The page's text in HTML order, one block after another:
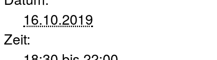
16.10.2019
Zeit: